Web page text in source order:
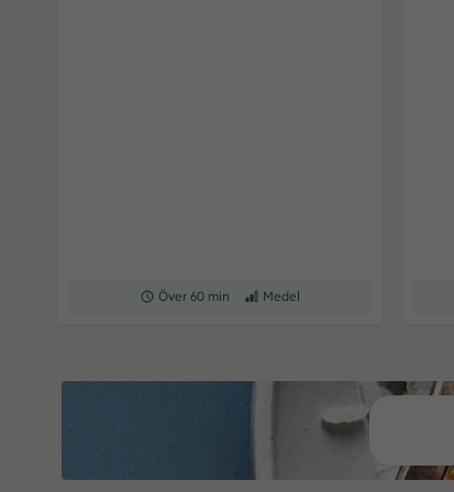
Receptet tar Över 60 min att tillaga
Över 60 min Receptet har Medel svårighetsgrad
Medel